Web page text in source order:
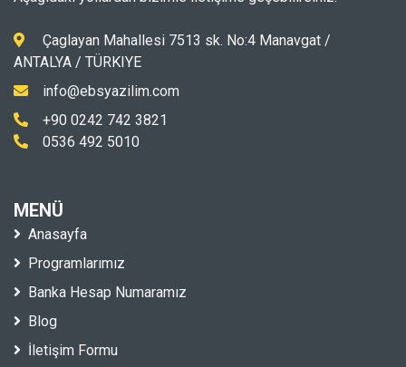
Çaglayan Mahallesi 7513 sk. No:4 Manavgat /
ANTALYA / TÜRKIYE
info@ebsyazilim.com
+90 0242 742 3821
0536 492 5010
MENÜ
Anasayfa
Programlarımız
Banka Hesap Numaramız
Blog
İletişim Formu